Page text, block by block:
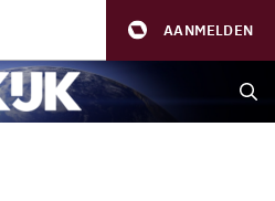
AANMELDEN